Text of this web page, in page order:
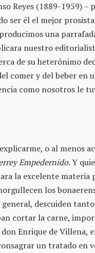
Reyes (1889-1959) –
ser él el mejor
una
nuestro
de su heterónimo
comer y del beber en
como nosotros le
o al menos
Empedernido. Y
la excelente materia
los
general, descuiden
cortar la carne,
Enrique de Villena,
un tratado en